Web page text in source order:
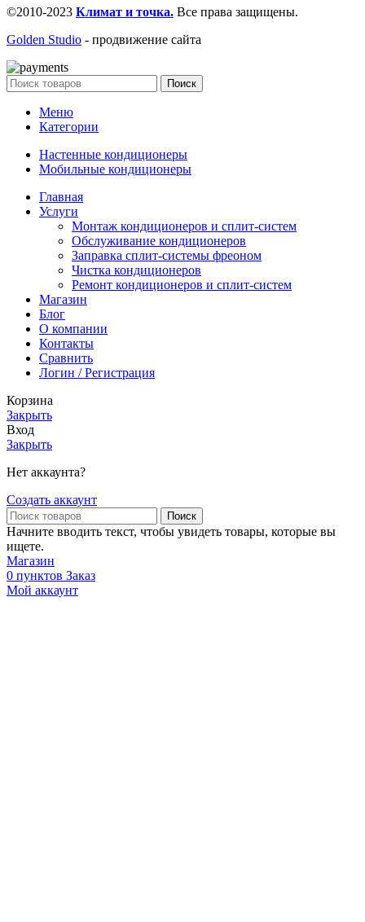
©2010-2023 Климат и точка. Все права защищены.
Golden Studio - продвижение сайта
Поиск
Меню
Категории
Настенные кондиционеры
Мобильные кондиционеры
Главная
Услуги
Монтаж кондиционеров и сплит-систем
Обслуживание кондиционеров
Заправка сплит-системы фреоном
Чистка кондиционеров
Ремонт кондиционеров и сплит-систем
Магазин
Блог
О компании
Контакты
Сравнить
Логин / Регистрация
Корзина
Закрыть
Вход
Закрыть
Нет аккаунта?
Создать аккаунт
Поиск
Начните вводить текст, чтобы увидеть товары, которые вы
ищете.
Магазин
0 пунктов Заказ
Мой аккаунт